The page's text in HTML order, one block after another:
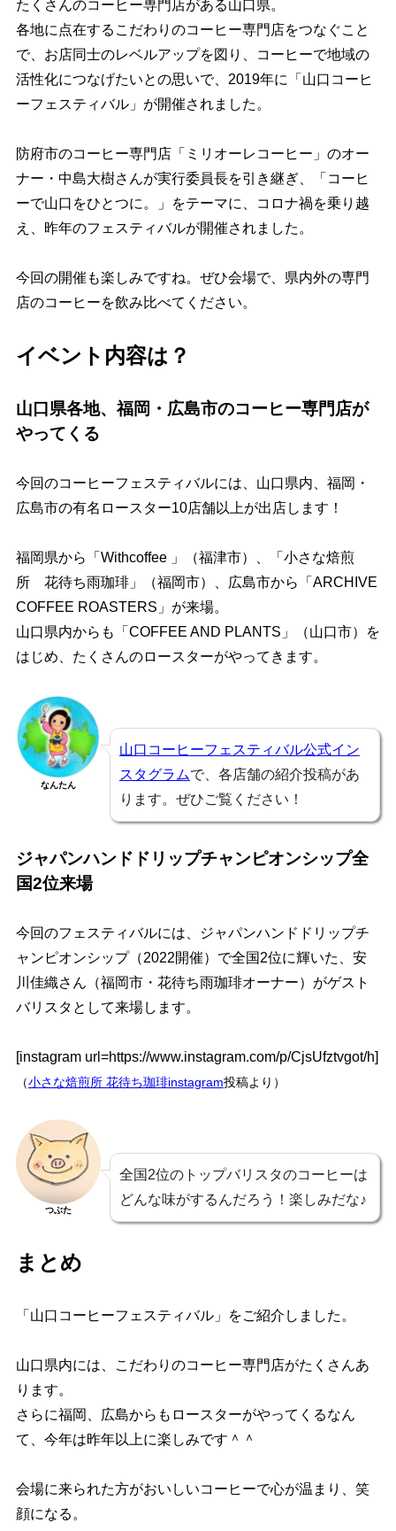
たくさんのコーヒー専門店がある山口県。
各地に点在するこだわりのコーヒー専門店をつなぐこと
で、 お店同士のレベルアップを図り、コーヒーで地域の
活性化につなげたいとの思いで、2019年に「山口コーヒ
ーフェスティバル」が開催されました。
防府市のコーヒー専門店「ミリオーレコーヒー」のオー
ナー・中島大樹さんが実行委員長を引き継ぎ、
「コーヒ
ーで山口をひとつに。」
をテーマに、コロナ禍を乗り越
え、昨年のフェスティバルが開催されました。
今回の開催も楽しみですね。ぜひ会場で、県内外の専門
店のコーヒーを飲み比べてください。
イベント内容は？
山口県各地、福岡・広島市のコーヒー専門店が
やってくる
今回のコーヒーフェスティバルには、山口県内、福岡・
広島市の有名ロースター10店舗以上が出店します！
福岡県から「Withcoffee 」（福津市）、「小さな焙煎
所 花待ち雨珈琲」（福岡市）、広島市から「ARCHIVE
COFFEE ROASTERS」が来場。
山口県内からも「COFFEE AND PLANTS」（山口市）を
はじめ、たくさんのロースターがやってきます。
なんたん
山口コーヒーフェスティバル公式イン
スタグラムで、各店舗の紹介投稿があ
ります。ぜひご覧ください！
ジャパンハンドドリップチャンピオンシップ全
国2位来場
今回のフェスティバルには、ジャパンハンドドリップチ
ャンピオンシップ（2022開催）で全国2位に輝いた、安
川佳織さん（福岡市・花待ち雨珈琲オーナー）がゲスト
バリスタとして来場します。
[instagram url=https://www.instagram.com/p/CjsUfztvgot/h]
（小さな焙煎所 花待ち珈琲instagram投稿より）
つぶた
全国2位のトップバリスタのコーヒーは
どんな味がするんだろう！楽しみだな♪
まとめ
「山口コーヒーフェスティバル」をご紹介しました。
山口県内には、こだわりのコーヒー専門店がたくさんあ
ります。
さらに福岡、広島からもロースターがやってくるなん
て、今年は昨年以上に楽しみです＾＾
会場に来られた方がおいしいコーヒーで心が温まり、笑
顔になる。